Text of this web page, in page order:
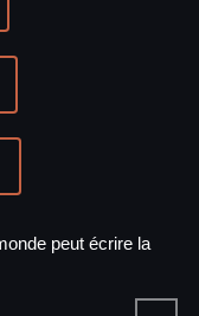
peut écrire la